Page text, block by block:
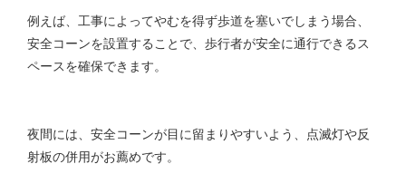
例えば、工事によってやむを得ず歩道を塞いでしまう場合、
安全コーンを設置することで、歩行者が安全に通行できるス
ペースを確保できます。
夜間には、安全コーンが目に留まりやすいよう、点滅灯や反
射板の併用がお薦めです。